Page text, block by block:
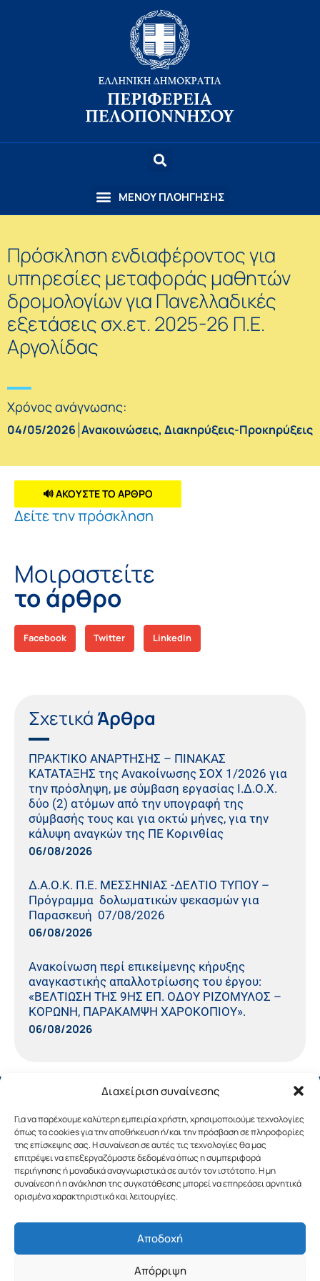
Διαχείριση συναίνεσης
Για να παρέχουμε καλύτερη εμπειρία χρήστη, χρησιμοποιούμε τεχνολογίες
όπως τα cookies για την αποθήκευση ή/και την πρόσβαση σε πληροφορίες
της επίσκεψης σας. Η συναίνεση σε αυτές τις τεχνολογίες θα μας
επιτρέψει να επεξεργαζόμαστε δεδομένα όπως η συμπεριφορά
περιήγησης ή μοναδικά αναγνωριστικά σε αυτόν τον ιστότοπο. Η μη
συναίνεση ή η ανάκληση της συγκατάθεσης μπορεί να επηρεάσει αρνητικά
ορισμένα χαρακτηριστικά και λειτουργίες.
Αποδοχή
Απόρριψη
Πρόσκληση ενδιαφέροντος για
υπηρεσίες μεταφοράς μαθητών
δρομολογίων για Πανελλαδικές
εξετάσεις σχ.ετ. 2025-26 Π.Ε.
Αργολίδας
Χρόνος ανάγνωσης:
04/05/2026 Ανακοινώσεις, Διακηρύξεις-Προκηρύξεις
🔊 ΑΚΟΥΣΤΕ ΤΟ ΑΡΘΡΟ
Δείτε την πρόσκληση
Μοιραστείτε
το άρθρο
Facebook Twitter LinkedIn
Σχετικά Άρθρα
ΠΡΑΚΤΙΚO ΑΝΑΡΤΗΣΗΣ – ΠΙΝΑΚΑΣ
ΚΑΤΑΤΑΞΗΣ της Ανακοίνωσης ΣΟΧ 1/2026 για
την πρόσληψη, με σύμβαση εργασίας Ι.Δ.Ο.Χ.
δύο (2) ατόμων από την υπογραφή της
σύμβασής τους και για οκτώ μήνες, για την
κάλυψη αναγκών της ΠΕ Κορινθίας
06/08/2026
Δ.Α.Ο.Κ. Π.Ε. ΜΕΣΣΗΝΙΑΣ -ΔΕΛΤΙΟ ΤΥΠΟΥ –
Πρόγραμμα δολωματικών ψεκασμών για
Παρασκευή 07/08/2026
06/08/2026
Ανακοίνωση περί επικείμενης κήρυξης
αναγκαστικής απαλλοτρίωσης του έργου:
«ΒΕΛΤΙΩΣΗ ΤΗΣ 9ΗΣ ΕΠ. ΟΔΟΥ ΡΙΖΟΜΥΛΟΣ –
ΚΟΡΩΝΗ, ΠΑΡΑΚΑΜΨΗ ΧΑΡΟΚΟΠΙΟΥ».
06/08/2026
Copyright © 2019 Περιφέρεια Πελοποννήσου.
Σχεδιασμός & Υλοποίηση από την